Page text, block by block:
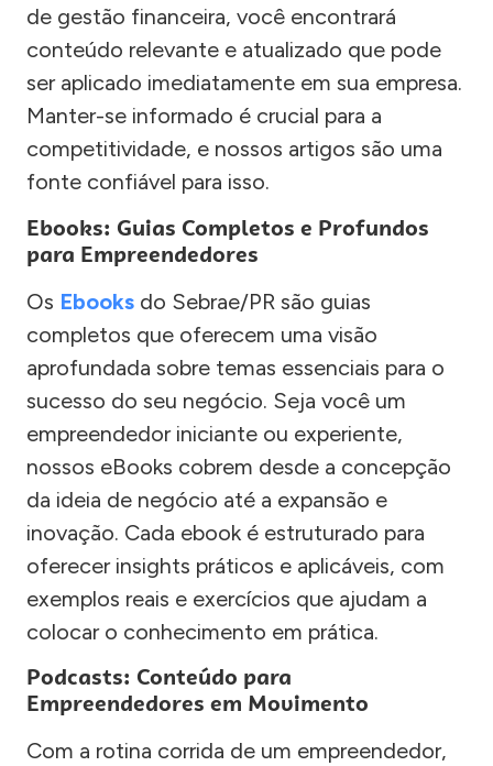
de gestão financeira, você encontrará
conteúdo relevante e atualizado que pode
ser aplicado imediatamente em sua empresa.
Manter-se informado é crucial para a
competitividade, e nossos artigos são uma
fonte confiável para isso.
Ebooks: Guias Completos e Profundos
para Empreendedores
Os Ebooks do Sebrae/PR são guias
completos que oferecem uma visão
aprofundada sobre temas essenciais para o
sucesso do seu negócio. Seja você um
empreendedor iniciante ou experiente,
nossos eBooks cobrem desde a concepção
da ideia de negócio até a expansão e
inovação. Cada ebook é estruturado para
oferecer insights práticos e aplicáveis, com
exemplos reais e exercícios que ajudam a
colocar o conhecimento em prática.
Podcasts: Conteúdo para
Empreendedores em Movimento
Com a rotina corrida de um empreendedor,